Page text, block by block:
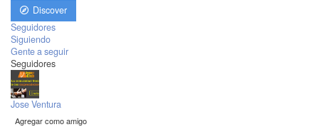
Discover
Seguidores
Siguiendo
Gente a seguir
Seguidores
Jose Ventura
Agregar como amigo